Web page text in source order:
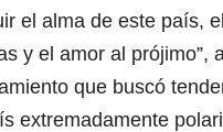
el alma de este país,
y el amor al prójimo”,
que buscó
extremadamente